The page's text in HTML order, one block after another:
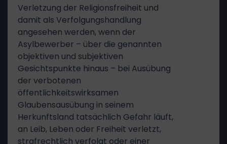
Verletzung der Religionsfreiheit und
damit als Verfolgungshandlung
angesehen werden, wenn der
Asylbewerber – über die genannten
objektiven und subjektiven
Gesichtspunkte hinaus – bei Ausübung
der verbotenen
öffentlichkeitswirksamen
Glaubensausübung in seinem
Herkunftsland tatsächlich Gefahr läuft,
an Leib, Leben oder Freiheit verletzt,
strafrechtlich verfolgt oder einer